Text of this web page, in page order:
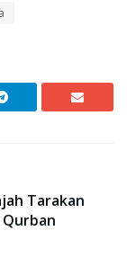
Tarakan